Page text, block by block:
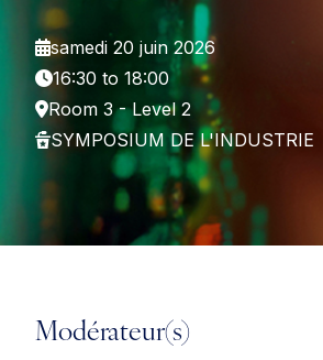
samedi 20 juin 2026
16:30 to 18:00
Room 3 - Level 2
SYMPOSIUM DE L'INDUSTRIE
Modérateur(s)